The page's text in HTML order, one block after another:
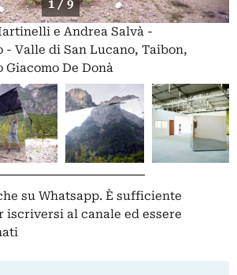
1 / 9
e Andrea Salvà -
- Valle di San Lucano, Taibon,
Giacomo De Donà
su Whatsapp. È sufficiente
iscriversi al canale ed essere